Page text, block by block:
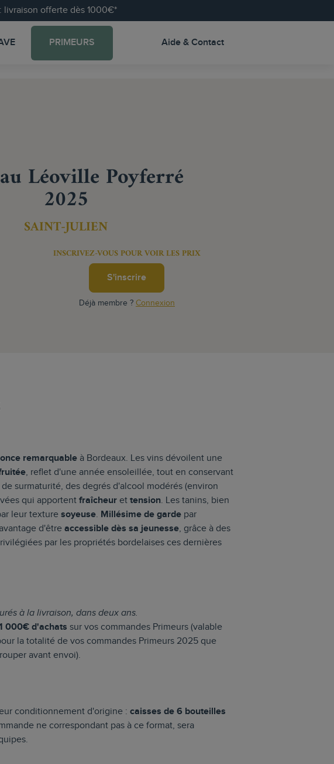
livraison offerte dès 1000€*
PRIMEURS Aide & Contact
Léoville Poyferré
2025
SAINT-JULIEN
INSCRIVEZ-VOUS POUR VOIR LES PRIX
S'inscrire
Déjà membre ? Connexion
remarquable à Bordeaux. Les vins dévoilent une
, reflet d'une année ensoleillée, tout en conservant
de surmaturité, des degrés d'alcool modérés (environ
qui apportentfraîcheur ettension. Les tanins, bien
leur texturesoyeuse. Millésime de garde par
d'êtreaccessible dès sa jeunesse, grâce à des
par les propriétés bordelaises ces dernières
à la livraison, dans deux ans.
000€ d'achats sur vos commandes Primeurs (valable
la totalité de vos commandes Primeurs 2025 que
avant envoi).
conditionnement d'origine :caisses de 6 bouteilles
ne correspondant pas à ce format, sera